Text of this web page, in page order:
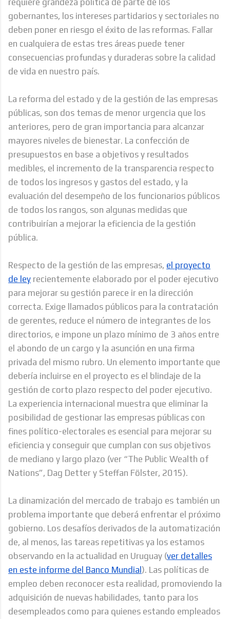
gobernantes, los intereses partidarios y sectoriales no
deben poner en riesgo el éxito de las reformas. Fallar
en cualquiera de estas tres áreas puede tener
consecuencias profundas y duraderas sobre la calidad
de vida en nuestro país.
La reforma del estado y de la gestión de las empresas
públicas, son dos temas de menor urgencia que los
anteriores, pero de gran importancia para alcanzar
mayores niveles de bienestar. La confección de
presupuestos en base a objetivos y resultados
medibles, el incremento de la transparencia respecto
de todos los ingresos y gastos del estado, y la
evaluación del desempeño de los funcionarios públicos
de todos los rangos, son algunas medidas que
contribuirían a mejorar la eficiencia de la gestión
pública.
Respecto de la gestión de las empresas, el proyecto
de ley recientemente elaborado por el poder ejecutivo
para mejorar su gestión parece ir en la dirección
correcta. Exige llamados públicos para la contratación
de gerentes, reduce el número de integrantes de los
directorios, e impone un plazo mínimo de 3 años entre
el abondo de un cargo y la asunción en una firma
privada del mismo rubro. Un elemento importante que
debería incluirse en el proyecto es el blindaje de la
gestión de corto plazo respecto del poder ejecutivo.
La experiencia internacional muestra que eliminar la
posibilidad de gestionar las empresas públicas con
fines político-electorales es esencial para mejorar su
eficiencia y conseguir que cumplan con sus objetivos
de mediano y largo plazo (ver “The Public Wealth of
Nations”, Dag Detter y Steffan Fölster, 2015).
La dinamización del mercado de trabajo es también un
problema importante que deberá enfrentar el próximo
gobierno. Los desafíos derivados de la automatización
de, al menos, las tareas repetitivas ya los estamos
observando en la actualidad en Uruguay (ver detalles
en este informe del Banco Mundial). Las políticas de
empleo deben reconocer esta realidad, promoviendo la
adquisición de nuevas habilidades, tanto para los
desempleados como para quienes estando empleados